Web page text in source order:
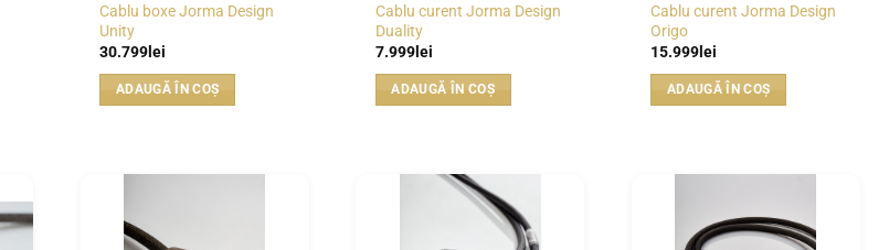
Cablu boxe Jorma Design
Unity
30.799 lei
ADAUGĂ ÎN COȘ
Cablu curent Jorma Design
Duality
7.999lei
ADAUGĂ ÎN COȘ
Cablu curent Jorma Design
Origo
15.999 lei
ADAUGĂ ÎN COȘ
WISHLIST WISHLIST